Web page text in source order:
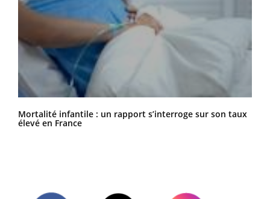
Mortalité infantile : un rapport s’interroge sur son taux
élevé en France